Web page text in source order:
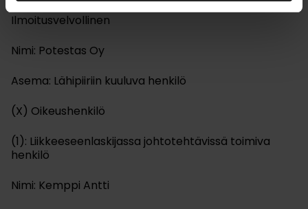
Ilmoitusvelvollinen
Nimi: Potestas Oy
Asema: Lähipiiriin kuuluva henkilö
(X) Oikeushenkilö
(1): Liikkeeseenlaskijassa johtotehtävissä toimiva
henkilö
Nimi: Kemppi Antti